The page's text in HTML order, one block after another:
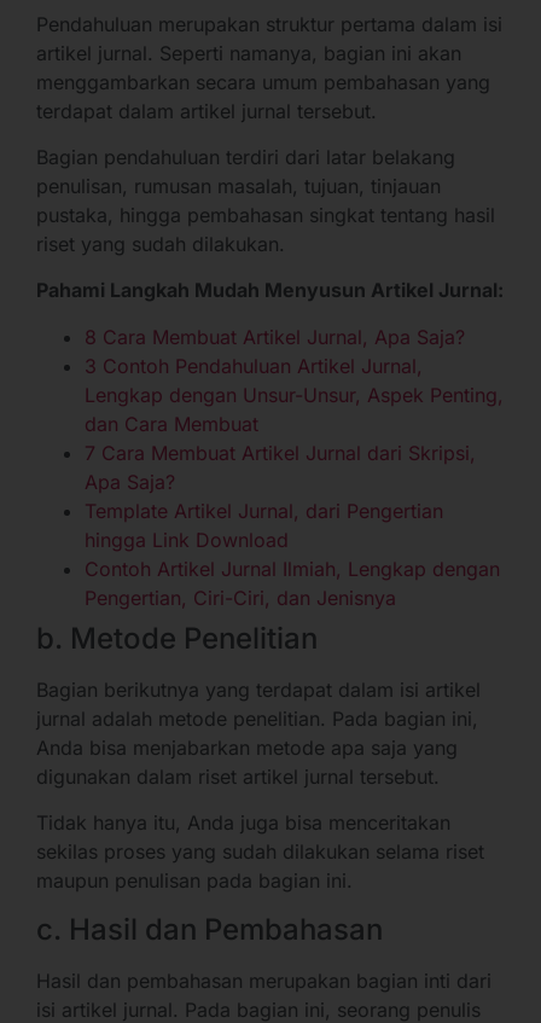
Pendahuluan merupakan struktur pertama dalam isi
artikel jurnal. Seperti namanya, bagian ini akan
menggambarkan secara umum pembahasan yang
terdapat dalam artikel jurnal tersebut.
Bagian pendahuluan terdiri dari latar belakang
penulisan, rumusan masalah, tujuan, tinjauan
pustaka, hingga pembahasan singkat tentang hasil
riset yang sudah dilakukan.
Pahami Langkah Mudah Menyusun Artikel Jurnal:
8 Cara Membuat Artikel Jurnal, Apa Saja?
3 Contoh Pendahuluan Artikel Jurnal,
Lengkap dengan Unsur-Unsur, Aspek Penting,
dan Cara Membuat
7 Cara Membuat Artikel Jurnal dari Skripsi,
Apa Saja?
Template Artikel Jurnal, dari Pengertian
hingga Link Download
Contoh Artikel Jurnal Ilmiah, Lengkap dengan
Pengertian, Ciri-Ciri, dan Jenisnya
b. Metode Penelitian
Bagian berikutnya yang terdapat dalam isi artikel
jurnal adalah metode penelitian. Pada bagian ini,
Anda bisa menjabarkan metode apa saja yang
digunakan dalam riset artikel jurnal tersebut.
Tidak hanya itu, Anda juga bisa menceritakan
sekilas proses yang sudah dilakukan selama riset
maupun penulisan pada bagian ini.
c. Hasil dan Pembahasan
Hasil dan pembahasan merupakan bagian inti dari
isi artikel jurnal. Pada bagian ini, seorang penulis